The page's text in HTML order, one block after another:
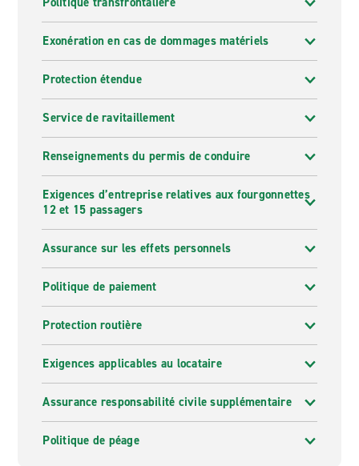
Exonération en cas de dommages matériels
Protection étendue
Service de ravitaillement
Renseignements du permis de conduire
Exigences d’entreprise relatives aux fourgonnettes
12 et 15 passagers
Assurance sur les effets personnels
Politique de paiement
Protection routière
Exigences applicables au locataire
Assurance responsabilité civile supplémentaire
Politique de péage